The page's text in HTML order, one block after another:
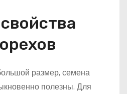
размер, семена
полезны. Для